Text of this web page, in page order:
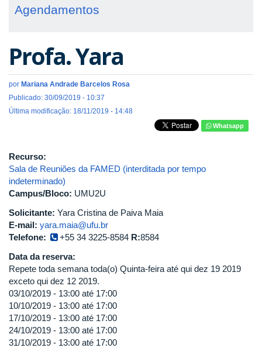
Agendamentos
Profa. Yara
por Mariana Andrade Barcelos Rosa
Publicado: 30/09/2019 - 10:37
Última modificação: 18/11/2019 - 14:48
Whatsapp
Recurso:
Sala de Reuniões da FAMED (interditada por tempo
indeterminado)
Campus/Bloco: UMU2U
Solicitante: Yara Cristina de Paiva Maia
E-mail: yara.maia@ufu.br
Telefone:
+55 34 3225-8584 R:8584
Data da reserva:
Repete toda semana toda(o) Quinta-feira até qui dez 19 2019
exceto qui dez 12 2019.
03/10/2019 - 13:00 até 17:00
10/10/2019 - 13:00 até 17:00
17/10/2019 - 13:00 até 17:00
24/10/2019 - 13:00 até 17:00
31/10/2019 - 13:00 até 17:00